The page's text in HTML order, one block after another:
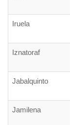
Iruela
Iznatoraf
Jabalquinto
Jamilena